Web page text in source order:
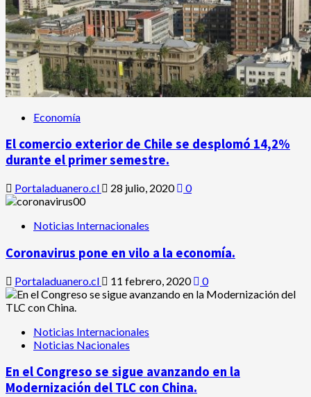
Economía
El comercio exterior de Chile se desplomó 14,2%
durante el primer semestre.
Portaladuanero.cl 28 julio, 2020 0
Noticias Internacionales
Coronavirus pone en vilo a la economía.
Portaladuanero.cl 11 febrero, 2020 0
Noticias Internacionales
Noticias Nacionales
En el Congreso se sigue avanzando en la
Modernización del TLC con China.